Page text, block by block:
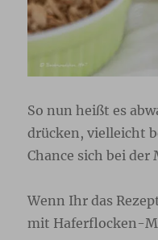
So nun heißt es
drücken, vielleicht
Chance sich bei
Wenn Ihr das
mit Haferflocken-